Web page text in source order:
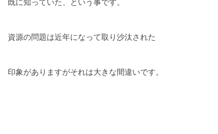
既に知っていた、という事です。
資源の問題は近年になって取り沙汰された
印象がありますがそれは大きな間違いです。